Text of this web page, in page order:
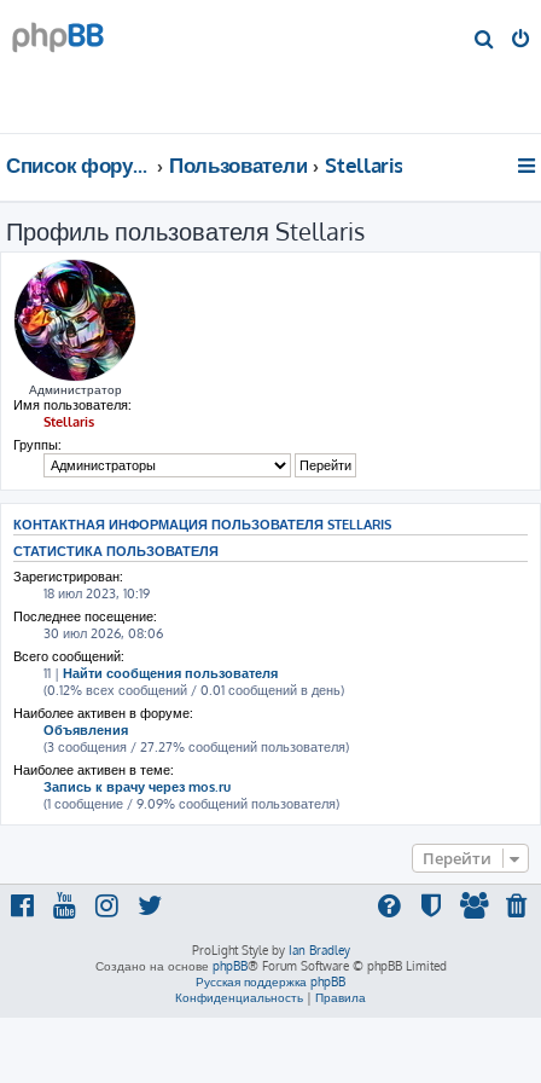
Список форумов Пользователи Stellaris
Профиль пользователя Stellaris
Администратор
Имя пользователя:
Stellaris
Группы:
КОНТАКТНАЯ ИНФОРМАЦИЯ ПОЛЬЗОВАТЕЛЯ STELLARIS
СТАТИСТИКА ПОЛЬЗОВАТЕЛЯ
Зарегистрирован:
18 июл 2023, 10:19
Последнее посещение:
30 июл 2026, 08:06
Всего сообщений:
11 | Найти сообщения пользователя
(0.12% всех сообщений / 0.01 сообщений в день)
Наиболее активен в форуме:
Объявления
(3 сообщения / 27.27% сообщений пользователя)
Наиболее активен в теме:
Запись к врачу через mos.ru
(1 сообщение / 9.09% сообщений пользователя)
Перейти
ProLight Style by Ian Bradley
Создано на основе phpBB® Forum Software © phpBB Limited
Русская поддержка phpBB
Конфиденциальность | Правила